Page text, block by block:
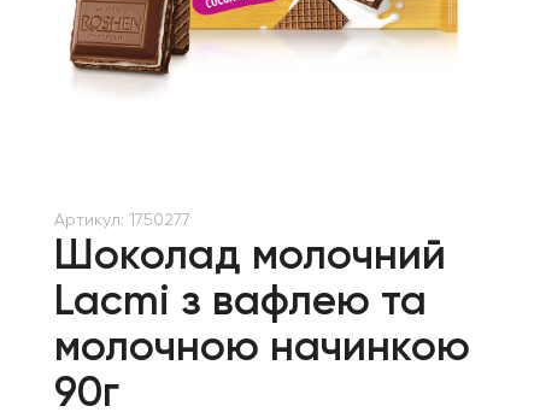
Артикул: 1750277
Шоколад молочний
Lacmi з вафлею та
молочною начинкою
90г